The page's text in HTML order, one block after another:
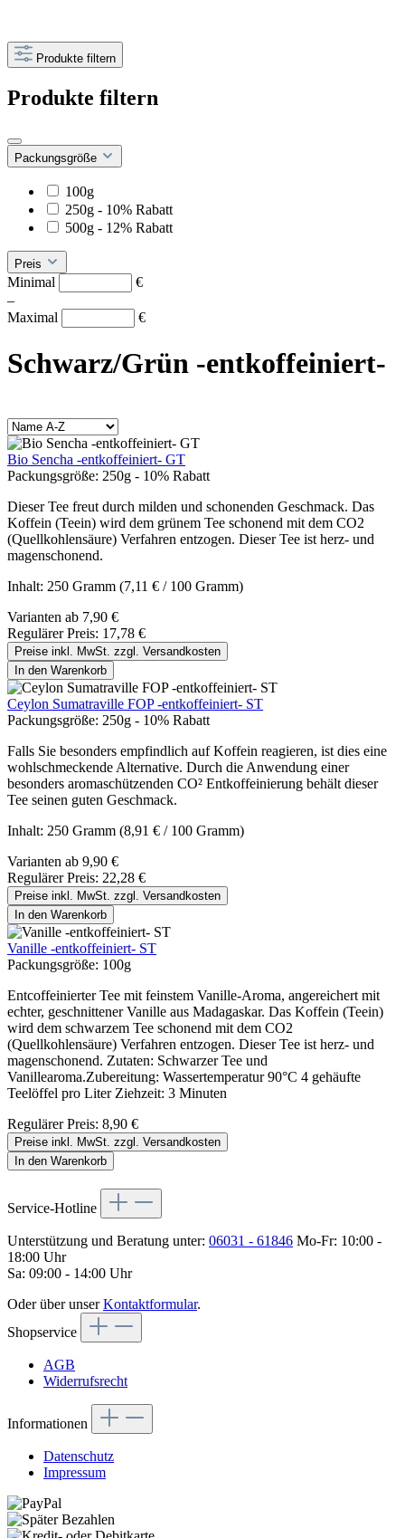
Produkte filtern
Produkte filtern
Packungsgröße
100g
250g - 10% Rabatt
500g - 12% Rabatt
Preis
Minimal
€
–
Maximal
€
Schwarz/Grün -entkoffeiniert-
Bio Sencha -entkoffeiniert- GT
Packungsgröße: 250g - 10% Rabatt
Dieser Tee freut durch milden und schonenden Geschmack. Das
Koffein (Teein) wird dem grünem Tee schonend mit dem CO2
(Quellkohlensäure) Verfahren entzogen. Dieser Tee ist herz- und
magenschonend.
Inhalt: 250 Gramm (7,11 € / 100 Gramm)
Varianten ab 7,90 €
Regulärer Preis: 17,78 €
Preise inkl. MwSt. zzgl. Versandkosten
In den Warenkorb
Ceylon Sumatraville FOP -entkoffeiniert- ST
Packungsgröße: 250g - 10% Rabatt
Falls Sie besonders empfindlich auf Koffein reagieren, ist dies eine
wohlschmeckende Alternative. Durch die Anwendung einer
besonders aromaschützenden CO² Entkoffeinierung behält dieser
Tee seinen guten Geschmack.
Inhalt: 250 Gramm (8,91 € / 100 Gramm)
Varianten ab 9,90 €
Regulärer Preis: 22,28 €
Preise inkl. MwSt. zzgl. Versandkosten
In den Warenkorb
Vanille -entkoffeiniert- ST
Packungsgröße: 100g
Entcoffeinierter Tee mit feinstem Vanille-Aroma, angereichert mit
echter, geschnittener Vanille aus Madagaskar. Das Koffein (Teein)
wird dem schwarzem Tee schonend mit dem CO2
(Quellkohlensäure) Verfahren entzogen. Dieser Tee ist herz- und
magenschonend. Zutaten: Schwarzer Tee und
Vanillearoma.Zubereitung: Wassertemperatur 90°C 4 gehäufte
Teelöffel pro Liter Ziehzeit: 3 Minuten
Regulärer Preis: 8,90 €
Preise inkl. MwSt. zzgl. Versandkosten
In den Warenkorb
Service-Hotline
Unterstützung und Beratung unter: 06031 - 61846 Mo-Fr: 10:00 -
18:00 Uhr
Sa: 09:00 - 14:00 Uhr
Oder über unserKontaktformular.
Shopservice
AGB
Widerrufsrecht
Informationen
Datenschutz
Impressum